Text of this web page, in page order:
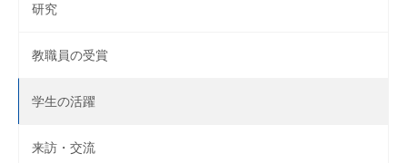
研究
教職員の受賞
学生の活躍
来訪・交流